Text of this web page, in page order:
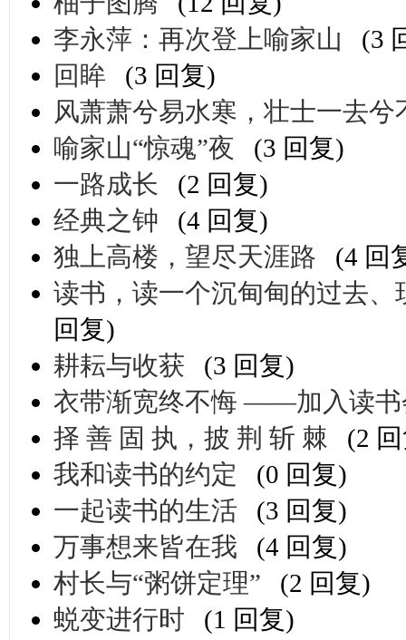
李永萍：再次登上喻家山
(3
回眸
(3 回复)
风萧萧兮易水寒，壮士一去
喻家山“惊魂”夜
(3 回复)
一路成长
(2 回复)
经典之钟
(4 回复)
独上高楼，望尽天涯路
(4 回
读书，读一个沉甸甸的过去
回复)
耕耘与收获
(3 回复)
衣带渐宽终不悔 ——加入读书
择 善 固 执，披 荆 斩 棘
(2
我和读书的约定
(0 回复)
一起读书的生活
(3 回复)
万事想来皆在我
(4 回复)
村长与“粥饼定理”
(2 回复)
蜕变进行时
(1 回复)